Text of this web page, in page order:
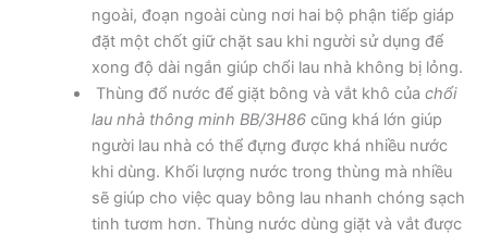
ngoài, đoạn ngoài cùng nơi hai bộ phận tiếp giáp
đặt một chốt giữ chặt sau khi người sử dụng để
xong độ dài ngắn giúp chổi lau nhà không bị lỏng.
Thùng đổ nước để giặt bông và vắt khô của chổi
lau nhà thông minh BB/3H86cũng khá lớn giúp
người lau nhà có thể đựng được khá nhiều nước
khi dùng. Khối lượng nước trong thùng mà nhiều
sẽ giúp cho việc quay bông lau nhanh chóng sạch
tinh tươm hơn. Thùng nước dùng giặt và vắt được